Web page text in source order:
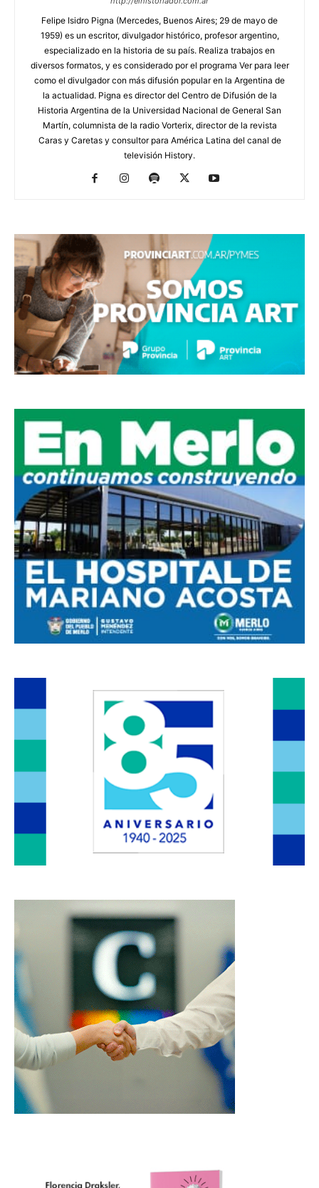
Felipe Isidro Pigna (Mercedes, Buenos Aires; 29 de mayo de
1959) es un escritor, divulgador histórico, profesor argentino,
especializado en la historia de su país. Realiza trabajos en
diversos formatos, y es considerado por el programa Ver para leer
como el divulgador con más difusión popular en la Argentina de
la actualidad. Pigna es director del Centro de Difusión de la
Historia Argentina de la Universidad Nacional de General San
Martín, columnista de la radio Vorterix, director de la revista
Caras y Caretas y consultor para América Latina del canal de
televisión History.